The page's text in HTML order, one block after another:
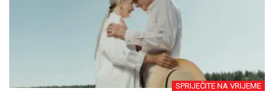
SPRIJEČITE NA VRIJEME